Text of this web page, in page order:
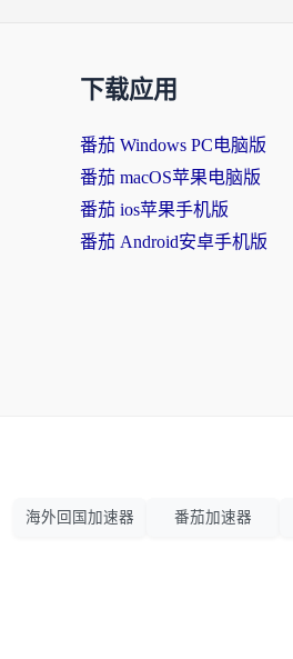
下载应用
番茄 Windows PC电脑版
番茄 macOS苹果电脑版
番茄 ios苹果手机版
番茄 Android安卓手机版
海外回国加速器 番茄加速器